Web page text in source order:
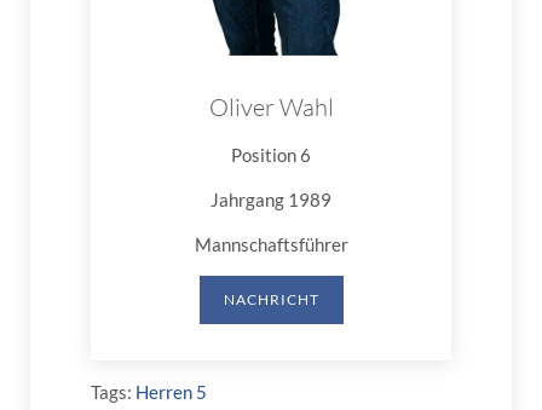
Oliver Wahl
Position 6
Jahrgang 1989
Mannschaftsführer
NACHRICHT
Tags: Herren 5